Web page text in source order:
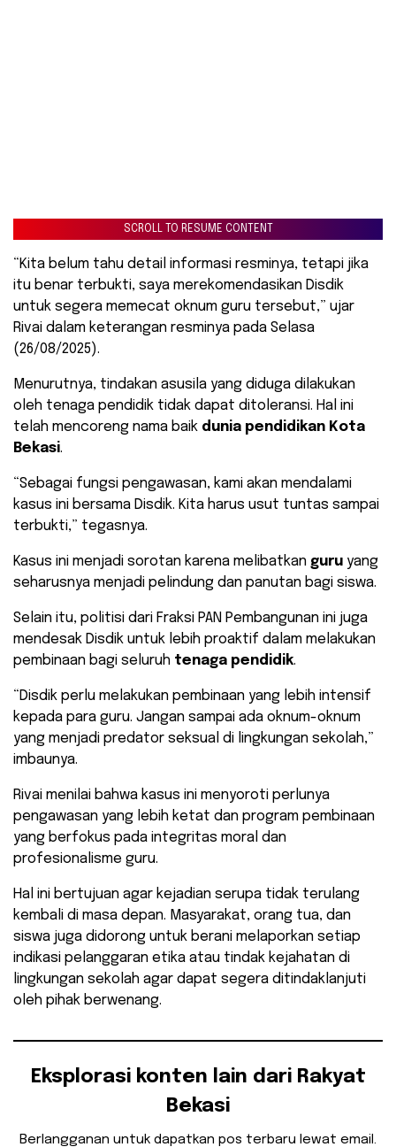
SCROLL TO RESUME CONTENT
“Kita belum tahu detail informasi resminya, tetapi jika
itu benar terbukti, saya merekomendasikan Disdik
untuk segera memecat oknum guru tersebut,” ujar
Rivai dalam keterangan resminya pada Selasa
(26/08/2025).
Menurutnya, tindakan asusila yang diduga dilakukan
oleh tenaga pendidik tidak dapat ditoleransi. Hal ini
telah mencoreng nama baik dunia pendidikan Kota
Bekasi.
“Sebagai fungsi pengawasan, kami akan mendalami
kasus ini bersama Disdik. Kita harus usut tuntas sampai
terbukti,” tegasnya.
Kasus ini menjadi sorotan karena melibatkan guru yang
seharusnya menjadi pelindung dan panutan bagi siswa.
Selain itu, politisi dari Fraksi PAN Pembangunan ini juga
mendesak Disdik untuk lebih proaktif dalam melakukan
pembinaan bagi seluruh tenaga pendidik.
“Disdik perlu melakukan pembinaan yang lebih intensif
kepada para guru. Jangan sampai ada oknum-oknum
yang menjadi predator seksual di lingkungan sekolah,”
imbaunya.
Rivai menilai bahwa kasus ini menyoroti perlunya
pengawasan yang lebih ketat dan program pembinaan
yang berfokus pada integritas moral dan
profesionalisme guru.
Hal ini bertujuan agar kejadian serupa tidak terulang
kembali di masa depan. Masyarakat, orang tua, dan
siswa juga didorong untuk berani melaporkan setiap
indikasi pelanggaran etika atau tindak kejahatan di
lingkungan sekolah agar dapat segera ditindaklanjuti
oleh pihak berwenang.
Eksplorasi konten lain dari Rakyat
Bekasi
Berlangganan untuk dapatkan pos terbaru lewat email.